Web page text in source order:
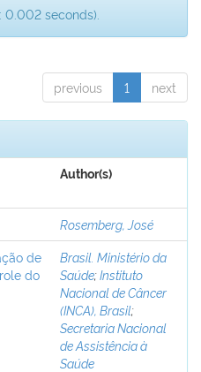
0.002 seconds).
previous 1 next
Author(s)
Rosemberg, José
de
do
Brasil. Ministério da
Saúde;Instituto
Nacional de Câncer
(INCA), Brasil;
Secretaria Nacional
de Assistência à
Saúde